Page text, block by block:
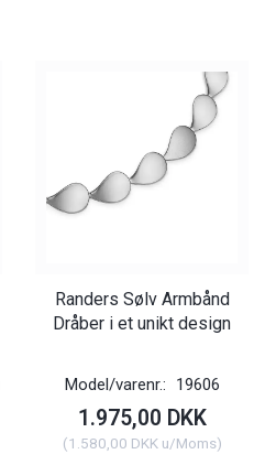
Randers Sølv Armbånd
Dråber i et unikt design
Model/varenr.: 19606
1.975,00 DKK
(1.580,00 DKKu/Moms)